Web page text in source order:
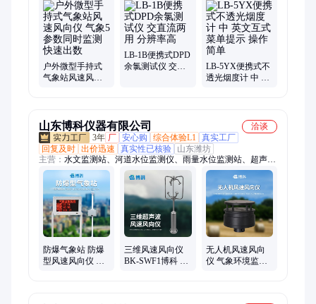
仪、恒温恒湿称重系统、便携式自动水质采样器、便携式明渠流
量计、voc气体检测仪、实验室仪器
户外微型手持式
气象站风速风向
LB-1B便携式DPD
余氯测试仪 交直
LB-5YX便携式不
透光烟度计 中 英
山东博科仪器有限公司
洽谈
3年 厂 安心购 综合体验L1
真实工厂
回复及时 出价迅速 真实性已核验
山东潍坊
主营： 水文监测站、河道水位监测仪、雨量水位监测站、超声波
风速风向仪、北斗水文环境监测站、管网流量监测设备、水质在
线监测仪、水质监测站、国标法水质监测站、水质传感器、浮漂
水质监测站、农业气象站、高标准农田设备、虫情测报灯、土壤
墒情监测仪、孢子捕捉分析仪、GNSS位移监测站、地裂缝监测
一体机、防爆气象站、自动气象站、小型气象站、气象监测仪、
光伏气象站、el检测仪、便携式IV功率测试仪
防爆气象站 防爆
型风速风向仪 博
三维风速风向仪
BK-SWF1博科 航
无人机风速风向
仪 气象环境监测